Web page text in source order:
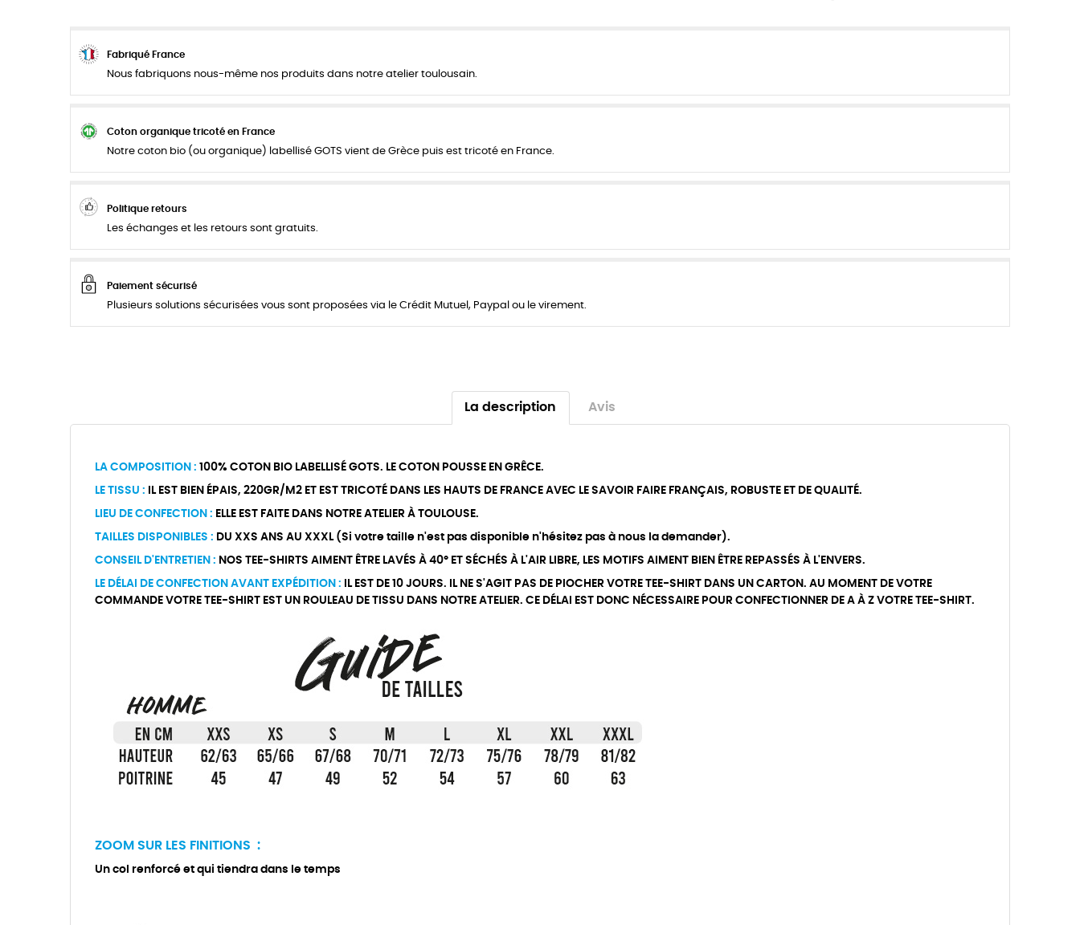
Fabriqué France
Nous fabriquons nous-même nos produits dans notre atelier toulousain.
Coton organique tricoté en France
Notre coton bio (ou organique) labellisé GOTS vient de Grèce puis est tricoté en France.
Politique retours
Les échanges et les retours sont gratuits.
Paiement sécurisé
Plusieurs solutions sécurisées vous sont proposées via le Crédit Mutuel, Paypal ou le virement.
La description Avis
LA COMPOSITION : 100% COTON BIO LABELLISÉ GOTS. LE COTON POUSSE EN GRÊCE.
LE TISSU : IL EST BIEN ÉPAIS, 220GR/M2 ET EST TRICOTÉ DANS LES HAUTS DE FRANCE AVEC LE SAVOIR FAIRE FRANÇAIS, ROBUSTE ET DE QUALITÉ.
LIEU DE CONFECTION : ELLE EST FAITE DANS NOTRE ATELIER À TOULOUSE.
TAILLES DISPONIBLES : DU XXS ANS AU XXXL (Si votre taille n'est pas disponible n'hésitez pas à nous la demander).
CONSEIL D'ENTRETIEN : NOS TEE-SHIRTS AIMENT ÊTRE LAVÉS À 40° ET SÉCHÉS À L'AIR LIBRE, LES MOTIFS AIMENT BIEN ÊTRE REPASSÉS À L'ENVERS.
LE DÉLAI DE CONFECTION AVANT EXPÉDITION : IL EST DE 10 JOURS. IL NE S'AGIT PAS DE PIOCHER VOTRE TEE-SHIRT DANS UN CARTON. AU MOMENT DE VOTRE
COMMANDE VOTRE TEE-SHIRT EST UN ROULEAU DE TISSU DANS NOTRE ATELIER. CE DÉLAI EST DONC NÉCESSAIRE POUR CONFECTIONNER DE A À Z VOTRE TEE-SHIRT.
ZOOM SUR LES FINITIONS :
Un col renforcé et qui tiendra dans le temps